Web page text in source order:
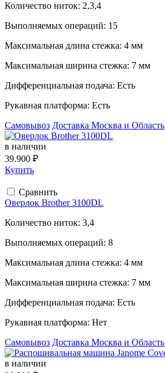
Количество ниток: 2,3,4
Выполняемых операций: 15
Максимальная длина стежка: 4 мм
Максимальная ширина стежка: 7 мм
Дифференциальная подача: Есть
Рукавная платформа: Есть
Самовывоз Доставка Москва и Область
в наличии
39.900 ₽
Купить
Сравнить
Оверлок Brother 3100DL
Количество ниток: 3,4
Выполняемых операций: 8
Максимальная длина стежка: 4 мм
Максимальная ширина стежка: 7 мм
Дифференциальная подача: Есть
Рукавная платформа: Нет
Самовывоз Доставка Москва и Область
в наличии